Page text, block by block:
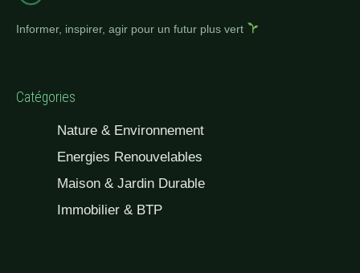
Informer, inspirer, agir pour un futur plus vert
Catégories
Nature & Environnement
Energies Renouvelables
Maison & Jardin Durable
Immobilier & BTP